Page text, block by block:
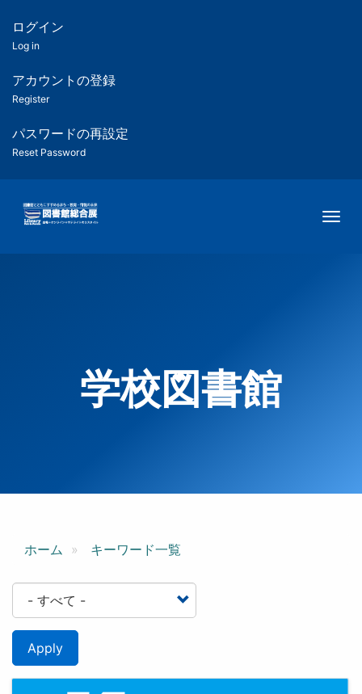
ツ
匿
名
ユ
ー
ー
用
メ
ログイン
Log in
アカウントの登録
Register
パスワードの再設定
Reset Password
学校図書館
ホーム キーワード一覧
Apply